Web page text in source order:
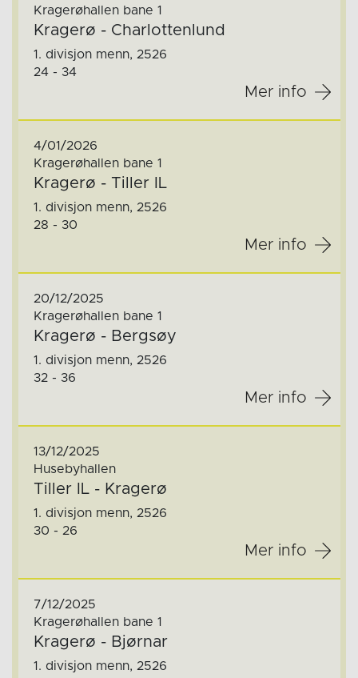
Kragerøhallen bane 1
Kragerø - Charlottenlund
1. divisjon menn, 2526
24 - 34
Mer info
4/01/2026
Kragerøhallen bane 1
Kragerø - Tiller IL
1. divisjon menn, 2526
28 - 30
Mer info
20/12/2025
Kragerøhallen bane 1
Kragerø - Bergsøy
1. divisjon menn, 2526
32 - 36
Mer info
13/12/2025
Husebyhallen
Tiller IL - Kragerø
1. divisjon menn, 2526
30 - 26
Mer info
7/12/2025
Kragerøhallen bane 1
Kragerø - Bjørnar
1. divisjon menn, 2526